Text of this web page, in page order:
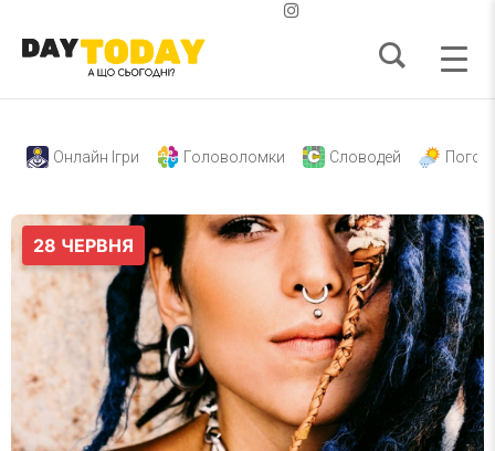
Онлайн Ігри Головоломки Словодей